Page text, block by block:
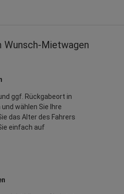
Wunsch-Mietwagen
ggf. Rückgabeort in
wählen Sie Ihre
das Alter des Fahrers
einfach auf